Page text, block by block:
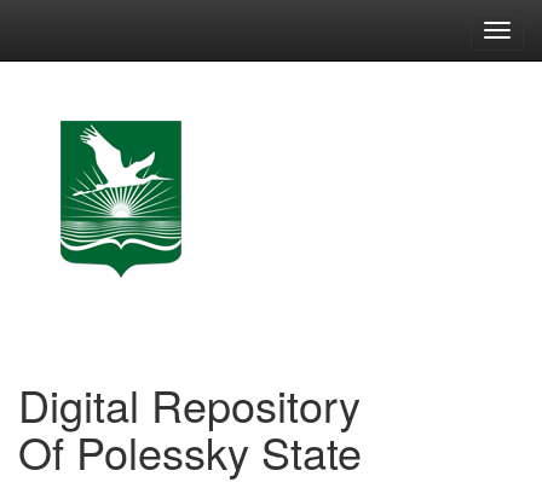
Digital Repository
Of Polessky State